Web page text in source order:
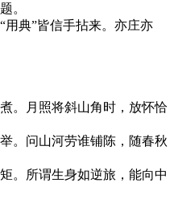
。
典”皆信手拈来。亦庄亦
。月照将斜山角时，放怀恰
。问山河劳谁铺陈，随春秋
。所谓生身如逆旅，能向中